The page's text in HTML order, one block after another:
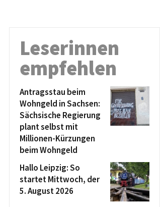
Leserinnen
empfehlen
Antragsstau beim
Wohngeld in Sachsen:
Sächsische Regierung
plant selbst mit
Millionen-Kürzungen
beim Wohngeld
Hallo Leipzig: So
startet Mittwoch, der
5. August 2026